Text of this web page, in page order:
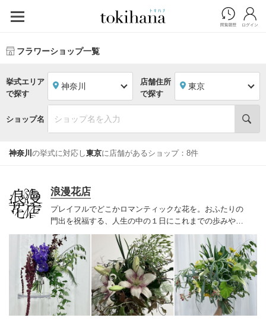
フラワーショップ一覧
挙式エリア
で探す
神奈川
店舗住所
で探す
東京
ショップ名
神奈川 の挙式に対応し東京に店舗があるショップ：8件
浪漫花店
プレイフルでどこかロマンティックな花を。 おふたりの
門出を祝福する、人生の中の１日にこれまでの歩みやこ
れからの想いが花でも表現されることでさらに輝く景色
が生まれますようにお話を伺い、打ち合わせを重ねなが
らおふたりだけのシーンを一緒につくり上げていけたら
と思います